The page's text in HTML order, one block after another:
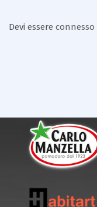
Devi essere connesso